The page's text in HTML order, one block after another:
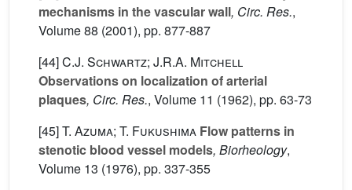
mechanisms in the vascular wall, Circ. Res.,
Volume 88 (2001), pp. 877-887
[44]C.J. Schwartz; J.R.A. Mitchell
Observations on localization of arterial
plaques, Circ. Res., Volume 11 (1962), pp. 63-73
[45]T. Azuma; T. Fukushima Flow patterns in
stenotic blood vessel models, Biorheology,
Volume 13 (1976), pp. 337-355